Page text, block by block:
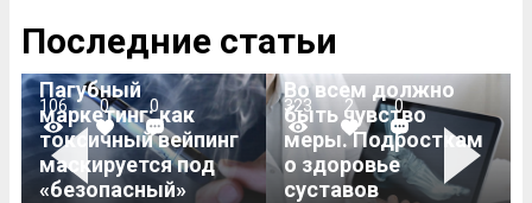
Последние статьи
Previous
106 0 0
Пагубный
маркетинг: как
токсичный вейпинг
маскируется под
«безопасный»
323 2 0
Во всем должно
быть чувство
меры. Подросткам
о здоровье
суставов
Next